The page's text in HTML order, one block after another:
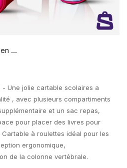
...
- Une jolie cartable scolaires a
, avec plusieurs compartiments
et un sac repas,
pour placer des livres pour
à roulettes idéal pour les
ergonomique,
de la colonne vertébrale.